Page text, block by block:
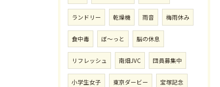
ランドリー 乾燥機 雨音 梅雨休み
食中毒 ぼ〜っと 脳の休息
リフレッシュ 南畑JVC 団員募集中
小学生女子 東京ダービー 宝塚記念